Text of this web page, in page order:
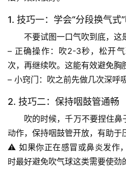
首
页
专
题
自
然
1. 技巧一：学会“分段换气式
不要试图一口气吹到底，这
– 正确操作 ：吹2-3秒，松开
次，再继续吹。这能有效避免胸
– 小窍门 ：吹之前先做几次深呼
2. 技巧二：保持咽鼓管通畅
吹的时候，千万不要捏住鼻
动作，保持咽鼓管开放，有助于
⚠️ 如果你正在感冒或鼻炎发作
时最好避免吹气球这类需要使劲